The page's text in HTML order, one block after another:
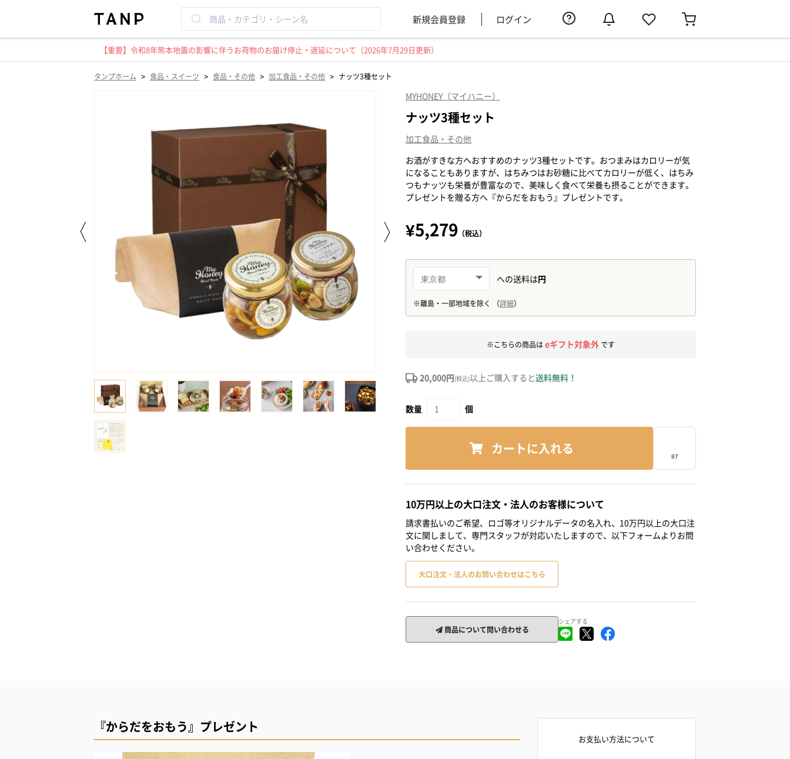
新規会員登録 ログイン
【重要】令和8年熊本地震の影響に伴うお荷物のお届け停止・遅延について（2026年7月29日更新）
タンプホーム > 食品・スイーツ > 食品・その他 > 加工食品・その他 > ナッツ3種セット
MYHONEY（マイハニー）
ナッツ3種セット
加工食品・その他
お酒がすきな方へおすすめのナッツ3種セットです。おつまみはカロリーが気
になることもありますが、はちみつはお砂糖に比べてカロリーが低く、はちみ
つもナッツも栄養が豊富なので、美味しく食べて栄養も摂ることができます。
プレゼントを贈る方へ『からだをおもう』プレゼントです。
¥5,279 （税込）
※こちらの商品はeギフト対象外 です
20,000円(税込)以上ご購入すると送料無料！
数量 個
カートに入れる
10万円以上の大口注文・法人のお客様について
請求書払いのご希望、ロゴ等オリジナルデータの名入れ、10万円以上の大口注
文に関しまして、専門スタッフが対応いたしますので、以下フォームよりお問
い合わせください。
大口注文・法人のお問い合わせはこちら
商品について問い合わせる
シェアする
『からだをおもう』プレゼント
お支払い方法について